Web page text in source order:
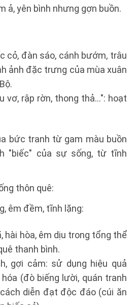
ả, yên bình nhưng gợn buồn.
cỏ, đàn sáo, cánh bướm, trâu
ảnh đặc trưng của mùa xuân
vơ, rập rờn, thong thả...": hoạt
bức tranh từ gam màu buồn
"biếc" của sự sống, từ tĩnh
thôn quê:
êm đềm, tĩnh lặng:
hài hòa, êm dịu trong tổng thể
thanh bình.
gợi cảm: sử dụng hiệu quả
hóa (đò biếng lười, quán tranh
diễn đạt độc đáo (cúi ăn